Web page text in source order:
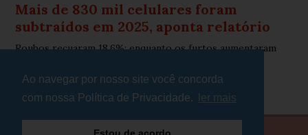
Ao navegar por nosso site você concorda
com nossa Política de Privacidade.
ler mais
Mais de 830 mil celulares foram
subtraídos em 2025, aponta relatório
Roubos recuaram 18,6%; enquanto os furtos aumentaram